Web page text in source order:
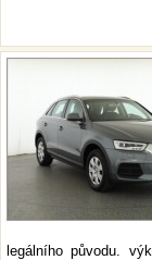
legálního původu.